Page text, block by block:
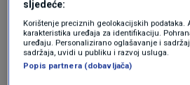
"Ne očekujemo da bi mogli
cijepljenje u tako velikim
nekoliko postotaka bismo
sljedeće:
Korištenje preciznih geolokacijskih podataka.
karakteristika uređaja za identifikaciju.
uređaju. Personalizirano oglašavanje i
sadržaja, uvidi u publiku i razvoj usluga.
Popis partnera (dobavljača)